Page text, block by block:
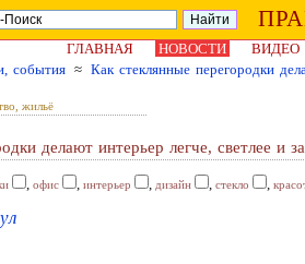
ГЛАВНАЯ НОВОСТИ
ВИДЕО
события ≈ Как стеклянные перегородки
жильё
делают интерьер легче, светлее и
, офис , интерьер , дизайн , стекло ,